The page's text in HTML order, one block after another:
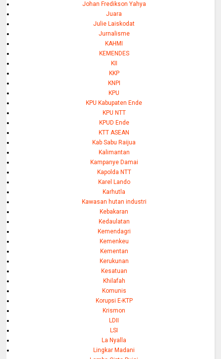
Johan Fredikson Yahya
Juara
Julie Laiskodat
Jurnalisme
KAHMI
KEMENDES
KII
KKP
KNPI
KPU
KPU Kabupaten Ende
KPU NTT
KPUD Ende
KTT ASEAN
Kab Sabu Raijua
Kalimantan
Kampanye Damai
Kapolda NTT
Karel Lando
Karhutla
Kawasan hutan industri
Kebakaran
Kedaulatan
Kemendagri
Kemenkeu
Kementan
Kerukunan
Kesatuan
Khilafah
Komunis
Korupsi E-KTP
Krismon
LDII
LSI
La Nyalla
Lingkar Madani